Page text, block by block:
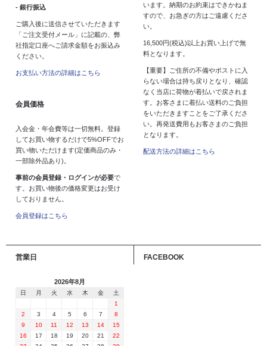
- 銀行振込
ご購入後に送信させていただきます
「ご注文受付メール」に記載の、弊
社指定口座へご請求金額をお振込み
ください。
お支払い方法の詳細はこちら
会員価格
入会金・年会費等は一切無料。登録
してお買い物するだけで5%OFFでお
買い物いただけます(定価商品のみ・
一部除外品あり)。
事前の会員登録・ログインが必要で
す。お買い物後の価格変更はお受け
しておりません。
会員登録はこちら
います。納期のお約束はできかねま
すので、お急ぎの方はご遠慮くださ
い。
16,500円(税込)以上お買い上げで無
料となります。
【重要】ご住所の不備やポストに入
らない場合は持ち戻りとなり、確認
なく当店に荷物が着払いで戻されま
す。お客さまに着払い送料のご負担
をいただきますことをご了承くださ
い。再発送費用もお客さまのご負担
となります。
配送方法の詳細はこちら
営業日
2026年8月
日 月 火 水 木 金
土
1
2
3 4 5 6 7
8
9
10 11 12 13 14
15
16
17 18 19 20 21
22
FACEBOOK